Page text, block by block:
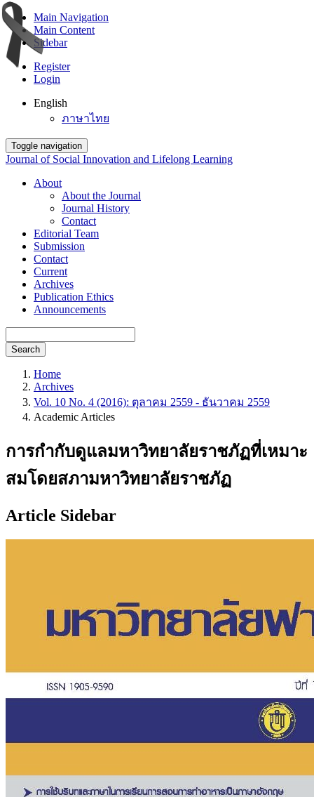
Main Navigation
Main Content
Sidebar
Register
Login
English
ภาษาไทย
Toggle navigation
Journal of Social Innovation and Lifelong Learning
About
About the Journal
Journal History
Contact
Editorial Team
Submission
Contact
Current
Archives
Publication Ethics
Announcements
Search
Home
Archives
Vol. 10 No. 4 (2016): ตุลาคม 2559 - ธันวาคม 2559
Academic Articles
การกำกับดูแลมหาวิทยาลัยราชภัฏที่เหมาะ
สมโดยสภามหาวิทยาลัยราชภัฏ
Article Sidebar